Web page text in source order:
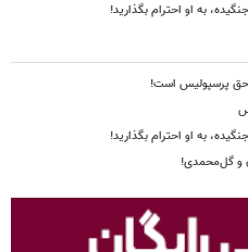
به او احترام بگذارید!
حق پرسپولیس است!
به او احترام بگذارید!
و گل‌محمدی!